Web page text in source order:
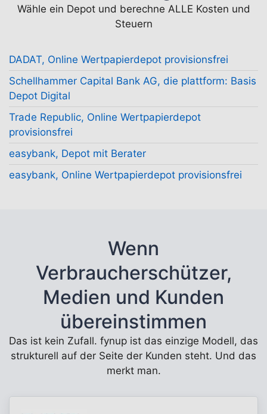
Wähle ein Depot und berechne ALLE Kosten und
Steuern
DADAT, Online Wertpapierdepot provisionsfrei
Schellhammer Capital Bank AG, die plattform: Basis
Depot Digital
Trade Republic, Online Wertpapierdepot
provisionsfrei
easybank, Depot mit Berater
easybank, Online Wertpapierdepot provisionsfrei
Wenn
Verbraucherschützer,
Medien und Kunden
übereinstimmen
Das ist kein Zufall. fynup ist das einzige Modell, das
strukturell auf der Seite der Kunden steht. Und das
merkt man.